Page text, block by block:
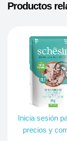
Productos
Inicia sesión
precios y